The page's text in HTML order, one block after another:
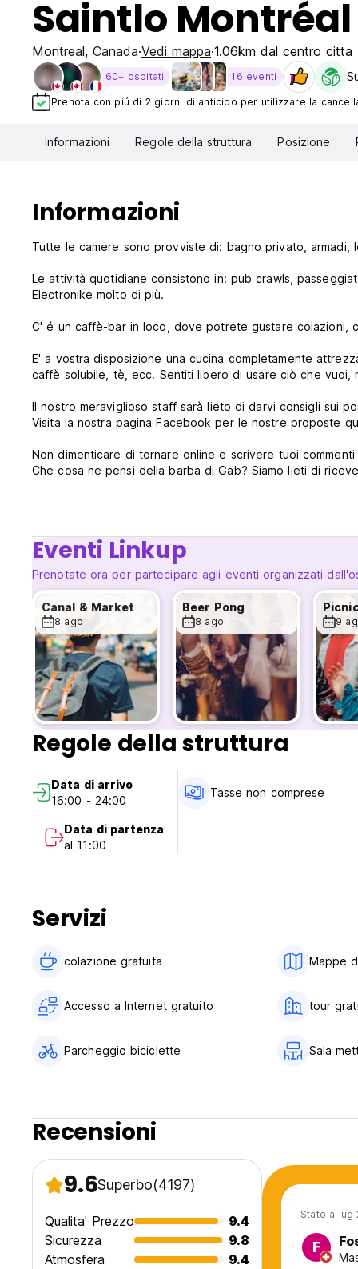
Saintlo Montréal
Montreal, Canada Vedi mappa 1.06km dal centro citta
60+ ospitati 16 eventi
Prenota con piú di 2 giorni di anticipo per utilizzare la
Informazioni Regole della struttura Posizione
Informazioni
Tutte le camere sono provviste di: bagno privato, armadi,
Le attività quotidiane consistono in: pub crawls,
Electronike molto di più.
C' é un caffè-bar in loco, dove potrete gustare colazioni,
E' a vostra disposizione una cucina completamente
caffè solubile, tè, ecc. Sentiti libero di usare
Il nostro meraviglioso staff sarà lieto di darvi consigli sui
Visita la nostra pagina Facebook per le nostre proposte
Non dimenticare di tornare online e scrivere tuoi commenti sul sito: Ti sono piaciute le nostre attività? Come è stato il personale?
Che cosa ne pensi della barba di Gab? Siamo lieti di
Eventi Linkup
Prenotate ora per partecipare agli eventi organizzati
Canal & Market
8 ago
Beer Pong
8 ago 9
Regole della struttura
Data di arrivo
16:00 - 24:00
Data di partenza
al 11:00
Tasse non comprese
Servizi
colazione gratuita‎ Mappe
Accesso a Internet gratuito tour
Parcheggio biciclette Sala
Recensioni
9.6Superbo(4197)
Qualita' Prezzo
9.4
Sicurezza
9.8
Atmosfera
9.4
Stato a lug
F